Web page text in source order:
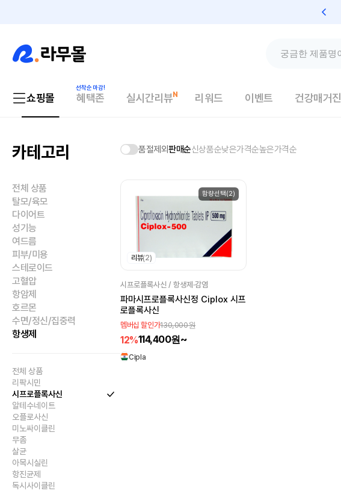
쇼핑몰 혜택존 실시간리뷰 리워드 이벤트 건강매거진
카테고리
전체 상품
탈모/육모
다이어트
성기능
여드름
피부/미용
스테로이드
고혈압
항암제
호르몬
수면/정신/집중력
항생제
전체 상품
리팍시민
시프로플록사신
알테수네이트
오플로사신
미노싸이클린
무좀
살균
아목시실린
항진균제
독시사이클린
품절제외판매순신상품순낮은가격순높은가격순
함량선택(2)
리뷰(2)
시프로플록사신 / 항생제·감염
파마시프로플록사신정 Ciplox 시프
로플록사신
멤버십 할인가130,000원
12%114,400원~
Cipla